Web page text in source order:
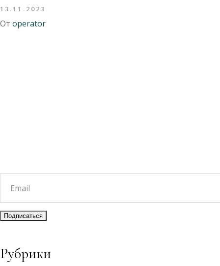
13.11.2023
От operator
Рубрики